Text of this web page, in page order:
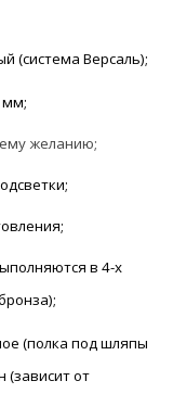
(система Версаль);
мм;
желанию;
в 4-х
(полка под шляпы
от